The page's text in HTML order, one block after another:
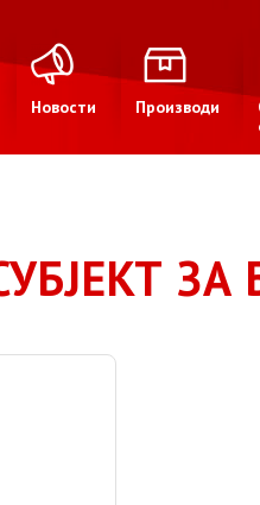
Новости Производи